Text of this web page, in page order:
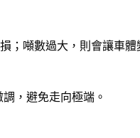
；噸數過大，則會讓車
，避免走向極端。